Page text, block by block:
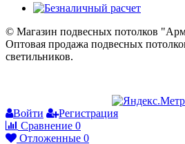
© Магазин подвесных потолков
Оптовая продажа подвесных
светильников.
Войти
Регистрация
Сравнение 0
Отложенные 0